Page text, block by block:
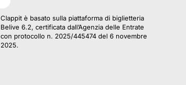
Clappit è basato sulla piattaforma di biglietteria
Belive 6.2, certificata dall’Agenzia delle Entrate
con protocollo n. 2025/445474 del 6 novembre
2025.